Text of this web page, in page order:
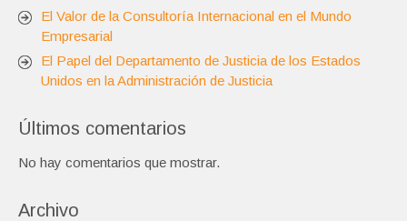
El Valor de la Consultoría Internacional en el Mundo
Empresarial
El Papel del Departamento de Justicia de los Estados
Unidos en la Administración de Justicia
Últimos comentarios
No hay comentarios que mostrar.
Archivo